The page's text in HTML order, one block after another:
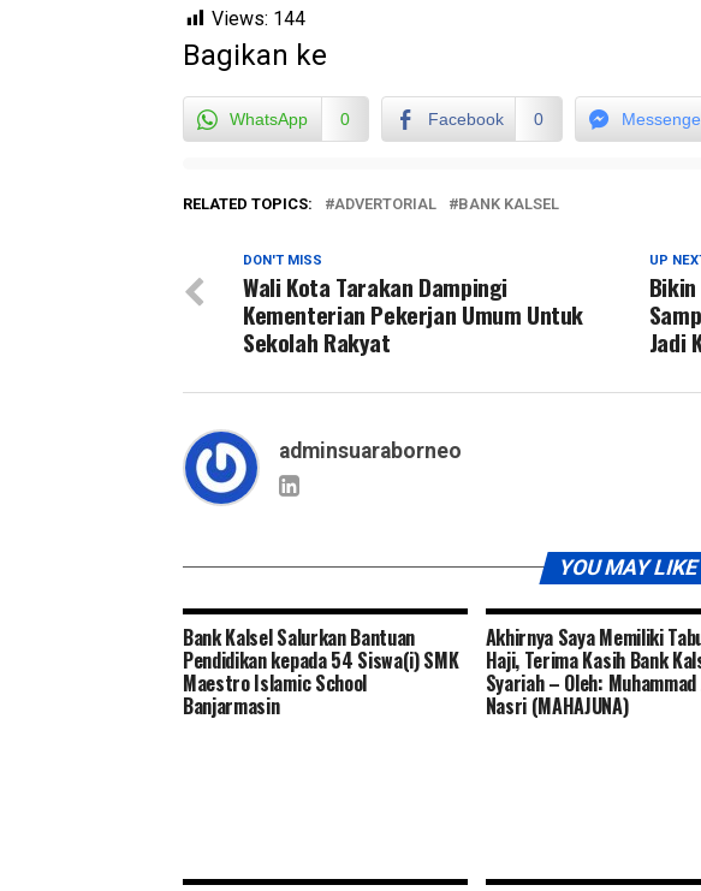
Views: 144
Bagikan ke
WhatsApp 0 Facebook 0
RELATED TOPICS: ADVERTORIAL BANK KALSEL
UP
Jadi
DON'T MISS
Wali Kota Tarakan Dampingi
Kementerian Pekerjan Umum Untuk
Sekolah Rakyat
adminsuaraborneo
YOU MAY LIKE
Bank Kalsel Salurkan Bantuan
Pendidikan kepada 54 Siswa(i) SMK
Maestro Islamic School
Banjarmasin
Akhirnya Saya Memiliki
Haji, Terima Kasih Bank
Syariah – Oleh:
Nasri (MAHAJUNA)